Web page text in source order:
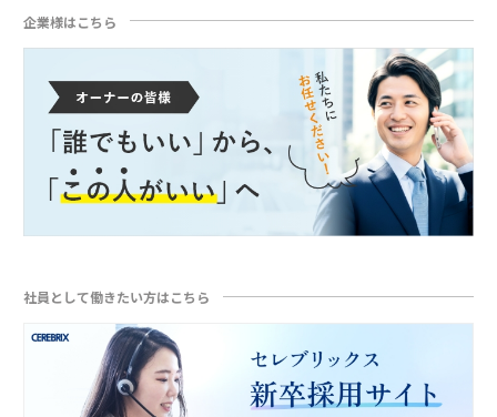
企業様はこちら
社員として働きたい方はこちら